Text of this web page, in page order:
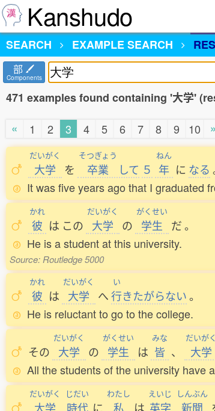
Kanshudo
SEARCH
EXAMPLE SEARCH
部
Components
471 examples found containing '大学'
«
1 2 3 4 5 6 7 8 9 10 »
だいがく
大学 を
そつぎょう
卒業 して ５
ねん
年 に なる
It was five years ago that I graduated
かれ
彼 は この
だいがく
大学 の
がくせい
学生 だ。
He is a student at this university.
Source: Routledge 5000
かれ
彼 は
だいがく
大学 へ
い
行きたがらない。
He is reluctant to go to the college.
その
だいがく
大学 の
がくせい
学生 は
みな
皆 、
だいがく
大学
All the students of the university have
だいがく
大学
じだい
時代 に
わたし
私 は
えいじ
英字
しんぶん
新聞